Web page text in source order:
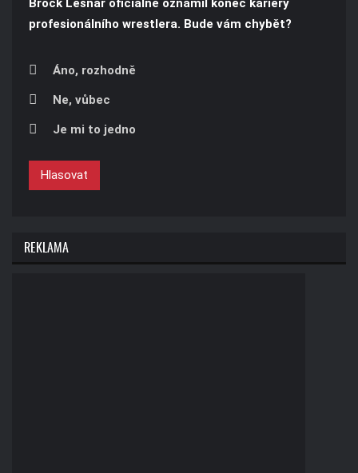
Brock Lesnar oficiálně oznámil konec kariéry
profesionálního wrestlera. Bude vám chybět?
Áno, rozhodně
Ne, vůbec
Je mi to jedno
Hlasovat
REKLAMA